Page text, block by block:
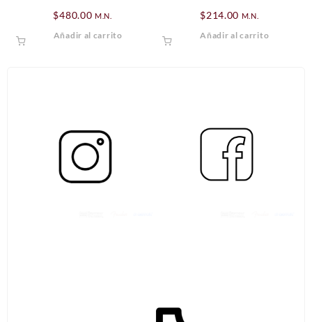
$480.00 M.N.
Añadir al carrito
Stratocaster®, Cromado para
zurdo
$214.00 M.N.
Añadir al carrito